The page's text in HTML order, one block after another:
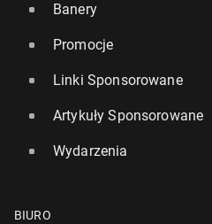
Banery
Promocje
Linki Sponsorowane
Artykuły Sponsorowane
Wydarzenia
BIURO